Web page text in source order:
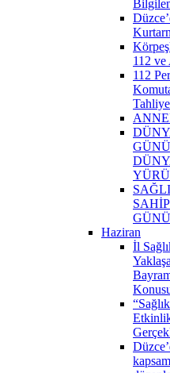
112 ve
112
Haziran
İl